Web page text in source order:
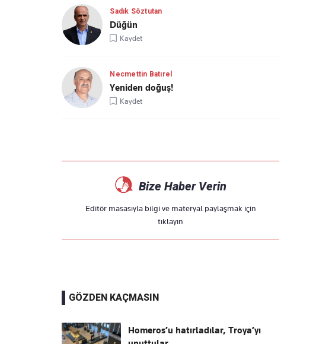
Sadık Söztutan
Düğün
Kaydet
Necmettin Batırel
Yeniden doğuş!
Kaydet
Bize Haber Verin
Editör masasıyla bilgi ve materyal paylaşmak için
tıklayın
GÖZDEN KAÇMASIN
Homeros’u hatırladılar, Troya’yı